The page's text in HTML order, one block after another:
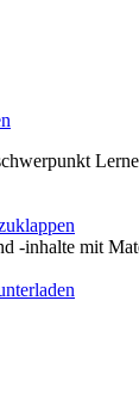
-inhalte mit